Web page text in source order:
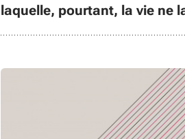
laquelle, pourtant, la vie ne